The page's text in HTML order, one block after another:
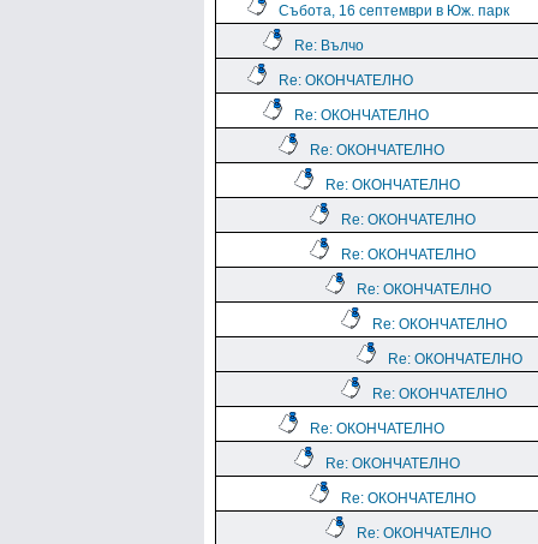
Събота, 16 септември в Юж. парк
Re: Вълчо
Re: ОКОНЧАТЕЛНО
Re: ОКОНЧАТЕЛНО
Re: ОКОНЧАТЕЛНО
Re: ОКОНЧАТЕЛНО
Re: ОКОНЧАТЕЛНО
Re: ОКОНЧАТЕЛНО
Re: ОКОНЧАТЕЛНО
Re: ОКОНЧАТЕЛНО
Re: ОКОНЧАТЕЛНО
Re: ОКОНЧАТЕЛНО
Re: ОКОНЧАТЕЛНО
Re: ОКОНЧАТЕЛНО
Re: ОКОНЧАТЕЛНО
Re: ОКОНЧАТЕЛНО